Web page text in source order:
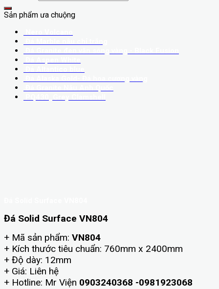
Sản phẩm ưa chuộng
Đá Solid Surface VN804
+ Mã sản phẩm: VN804
+ Kích thước tiêu chuẩn: 760mm x 2400mm
+ Độ dày: 12mm
+ Giá: Liên hệ
+ Hotline: Mr Viện 0903240368 -0981923068